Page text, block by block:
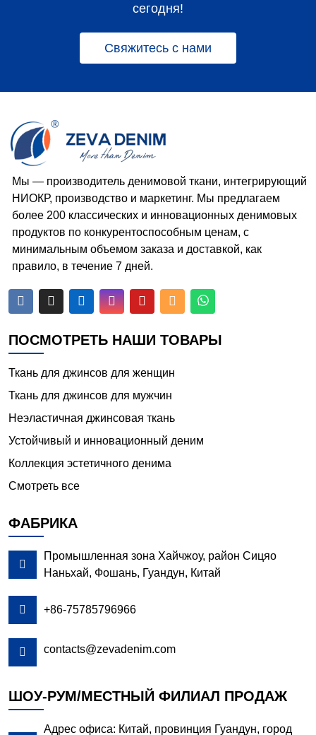
сегодня!
Свяжитесь с нами
Мы — производитель денимовой ткани, интегрирующий
НИОКР, производство и маркетинг. Мы предлагаем
более 200 классических и инновационных денимовых
продуктов по конкурентоспособным ценам, с
минимальным объемом заказа и доставкой, как
правило, в течение 7 дней.
     
ПОСМОТРЕТЬ НАШИ ТОВАРЫ
Ткань для джинсов для женщин
Ткань для джинсов для мужчин
Неэластичная джинсовая ткань
Устойчивый и инновационный деним
Коллекция эстетичного денима
Смотреть все
ФАБРИКА

Промышленная зона Хайчжоу, район Сицяо
Наньхай, Фошань, Гуандун, Китай
 +86-75785796966
 contacts@zevadenim.com
ШОУ-РУМ/МЕСТНЫЙ ФИЛИАЛ ПРОДАЖ
Адрес офиса: Китай, провинция Гуандун, город